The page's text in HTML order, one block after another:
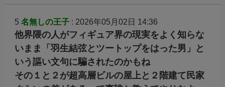
5 名無しの王子: 2026年05月02日 14:36
他界隈の人がフィギュア界の現実をよく知らな
いまま「羽生結弦とツートップをはった男」と
いう謳い文句に騙されたのかもね
その１と２が超高層ビルの屋上と２階建て民家